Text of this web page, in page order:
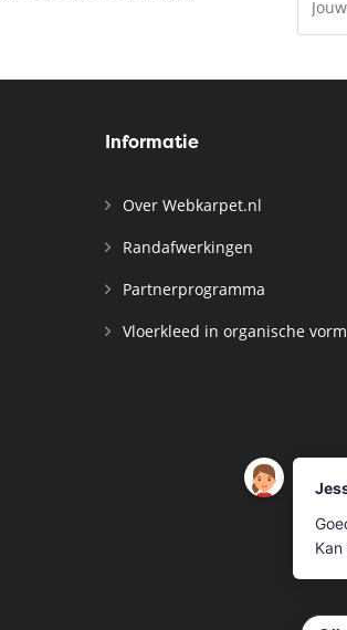
Informatie
Over Webkarpet.nl
Randafwerkingen
Partnerprogramma
Vloerkleed in organische vorm